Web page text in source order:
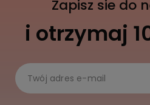
Zapisz sie do
i otrzymaj
Twój adres e-mail